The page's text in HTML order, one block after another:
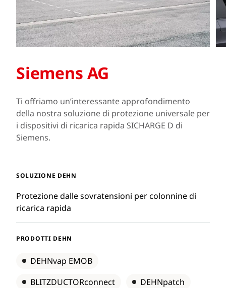
Siemens AG
Ti offriamo un’interessante approfondimento
della nostra soluzione di protezione universale per
i dispositivi di ricarica rapida SICHARGE D di
Siemens.
SOLUZIONE DEHN
Protezione dalle sovratensioni per colonnine di
ricarica rapida
PRODOTTI DEHN
DEHNvap EMOB
BLITZDUCTORconnect
DEHNpatch
Ti mostriamo come proteggiamo le stazioni di
ricarica rapida DC "hypercharger" fino alla
componente elettronica più sensibile da fulmini e
sovratensioni.
SOLUZIONE DEHN
Soluzione di protezione per le stazioni di ricarica
rapida in corrente continua (DC)
PRODOTTI DEHN
DEHNvap EMOB